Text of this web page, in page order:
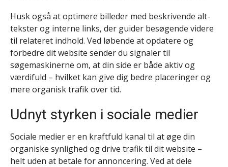
Husk også at optimere billeder med beskrivende alt-
tekster og interne links, der guider besøgende videre
til relateret indhold. Ved løbende at opdatere og
forbedre dit website sender du signaler til
søgemaskinerne om, at din side er både aktiv og
værdifuld – hvilket kan give dig bedre placeringer og
mere organisk trafik over tid.
Udnyt styrken i sociale medier
Sociale medier er en kraftfuld kanal til at øge din
organiske synlighed og drive trafik til dit website –
helt uden at betale for annoncering. Ved at dele